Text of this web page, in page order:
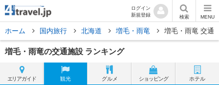
ログイン
新規登録
検索 MENU
ホーム 国内旅行 北海道 増毛・雨竜 増毛・雨竜 交通
増毛・雨竜の交通施設 ランキング
エリアガイド 観光 グルメ ショッピング ホテル